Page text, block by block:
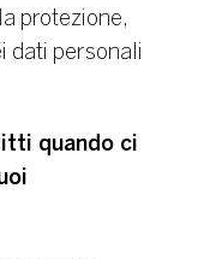
protezione,
dati personali
quando ci